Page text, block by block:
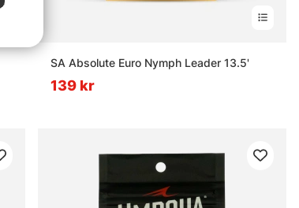
SA Absolute Euro Nymph Leader 13.5'
139 kr